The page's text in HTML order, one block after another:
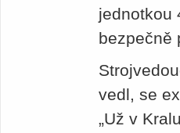
jednotkou
bezpečně
vedl, se
„Už v